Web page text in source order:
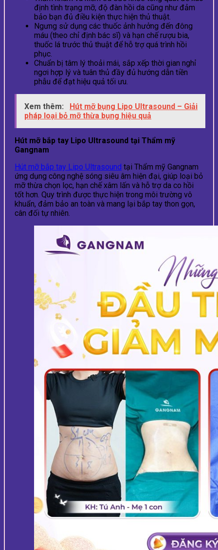
định tình trạng mỡ, độ đàn hồi da cũng như đảm
bảo bạn đủ điều kiện thực hiện thủ thuật.
Ngưng sử dụng các thuốc ảnh hưởng đến đông
máu (theo chỉ định bác sĩ) và hạn chế rượu bia,
thuốc lá trước thủ thuật để hỗ trợ quá trình hồi
phục.
Chuẩn bị tâm lý thoải mái, sắp xếp thời gian nghỉ
ngơi hợp lý và tuân thủ đầy đủ hướng dẫn tiền
phẫu để đạt hiệu quả tối ưu.
Xem thêm:
Hút mỡ bụng Lipo Ultrasound – Giải
pháp loại bỏ mỡ thừa bụng hiệu quả
Hút mỡ bắp tay Lipo Ultrasound tại Thẩm mỹ
Gangnam
Hút mỡ bắp tay Lipo Ultrasound tại Thẩm mỹ Gangnam
ứng dụng công nghệ sóng siêu âm hiện đại, giúp loại bỏ
mỡ thừa chọn lọc, hạn chế xâm lấn và hỗ trợ da co hồi
tốt hơn. Quy trình được thực hiện trong môi trường vô
khuẩn, đảm bảo an toàn và mang lại bắp tay thon gọn,
cân đối tự nhiên.